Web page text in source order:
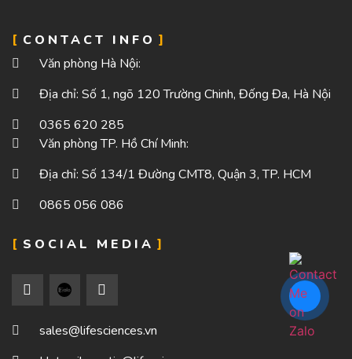
CONTACT INFO
Văn phòng Hà Nội:
Địa chỉ: Số 1, ngõ 120 Trường Chinh, Đống Đa, Hà Nội
0365 620 285
Văn phòng TP. Hồ Chí Minh:
Địa chỉ: Số 134/1 Đường CMT8, Quận 3, TP. HCM
0865 056 086
SOCIAL MEDIA
sales@lifesciences.vn